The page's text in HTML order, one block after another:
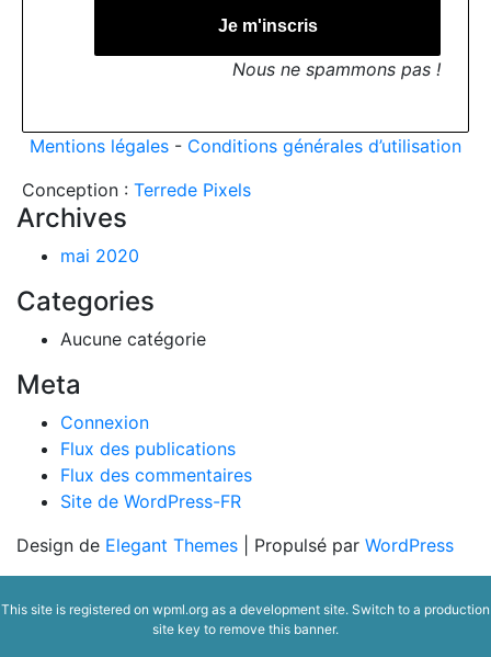
Nous ne spammons pas !
Mentions légales - Conditions générales d’utilisation
Conception : Terrede Pixels
Archives
mai 2020
Categories
Aucune catégorie
Meta
Connexion
Flux des publications
Flux des commentaires
Site de WordPress-FR
Design de Elegant Themes | Propulsé par WordPress
This site is registered on wpml.org as a development site. Switch to a production
site key to remove this banner.